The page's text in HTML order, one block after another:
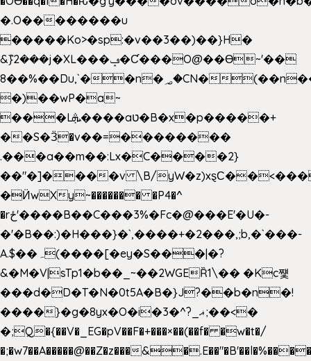
�.O��������u
�����Ko>�sp:�v��3��)��}H�
&݉}2���j�XL���ݡ�Ƈ���O@��Ɵ~'��
8��%��Du,`��n�؃�CN�(��n��ւ���B�9��
�)��wP�a~
���Lܞ����aט�B�x�p�����+
��S�Ӟ�v��=��������
.���a��m��:Lx�C����2}
��"�]����v \B/
�ӤwXy~������� �P4�^
�rځ'����B��C���3%�Fc�@���E'�U�-
�'�B��:)�H���}�`,����+�2���,;b,�`���-
A.$��ہ(����[�ey�S���|�?
&�M�V|sTp1�b��_~��2WGEȐ1\�� �Kc쩇
���d�D�T�N�0t5A�B�}J?��b�n�!
����}�g�8yx�O�i�3�^?_ޣ;��<�
�;Q�{��V�_EG�pV��F�+���×��(��f� �w�t�/
�;�w7��A�����@��Z�z���